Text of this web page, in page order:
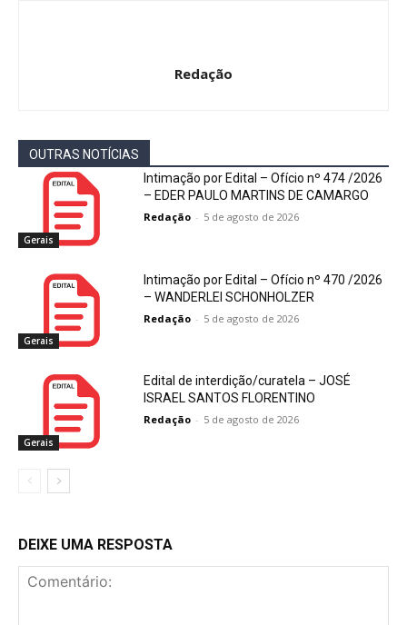
Redação
OUTRAS NOTÍCIAS
Gerais
Intimação por Edital – Ofício nº 474 /2026
– EDER PAULO MARTINS DE CAMARGO
Redação - 5 de agosto de 2026
Gerais
Intimação por Edital – Ofício nº 470 /2026
– WANDERLEI SCHONHOLZER
Redação - 5 de agosto de 2026
Gerais
Edital de interdição/curatela – JOSÉ
ISRAEL SANTOS FLORENTINO
Redação - 5 de agosto de 2026
DEIXE UMA RESPOSTA